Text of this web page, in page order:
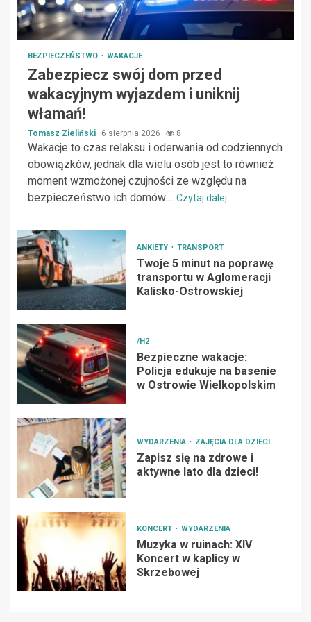
BEZPIECZEŃSTWO WAKACJE
Zabezpiecz swój dom przed
wakacyjnym wyjazdem i uniknij
włamań!
Tomasz Zieliński 6 sierpnia 2026 8
Wakacje to czas relaksu i oderwania od codziennych
obowiązków, jednak dla wielu osób jest to również
moment wzmożonej czujności ze względu na
bezpieczeństwo ich domów.... Czytaj dalej
ANKIETY TRANSPORT
Twoje 5 minut na poprawę
transportu w Aglomeracji
Kalisko-Ostrowskiej
/H2
Bezpieczne wakacje:
Policja edukuje na basenie
w Ostrowie Wielkopolskim
WYDARZENIA ZAJĘCIA DLA DZIECI
Zapisz się na zdrowe i
aktywne lato dla dzieci!
KONCERT WYDARZENIA
Muzyka w ruinach: XIV
Koncert w kaplicy w
Skrzebowej